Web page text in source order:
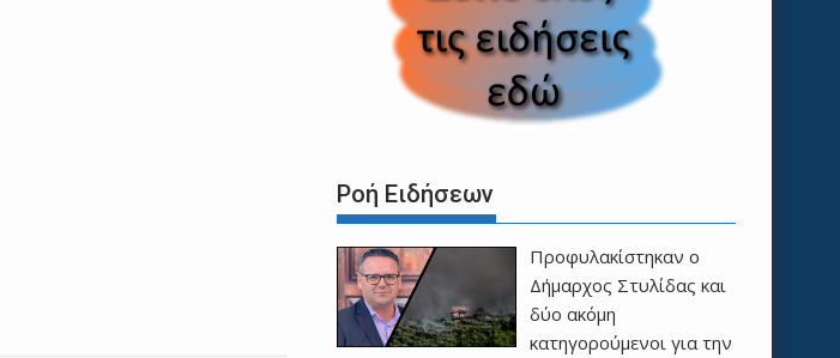
Ροή Ειδήσεων
Προφυλακίστηκαν ο
Δήμαρχος Στυλίδας και
δύο ακόμη
κατηγορούμενοι για την